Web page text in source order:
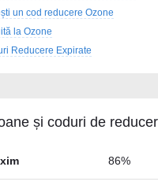
un cod reducere Ozone
la Ozone
Reducere Expirate
și coduri de
86%